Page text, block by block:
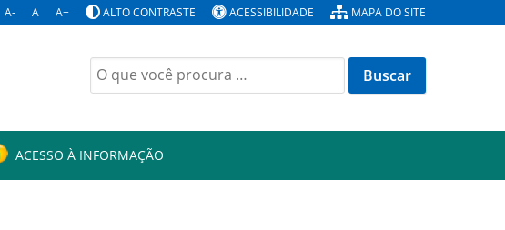
A- A A+ ALTO CONTRASTE ACESSIBILIDADE MAPA DO SITE
Buscar
por:
ACESSO À INFORMAÇÃO